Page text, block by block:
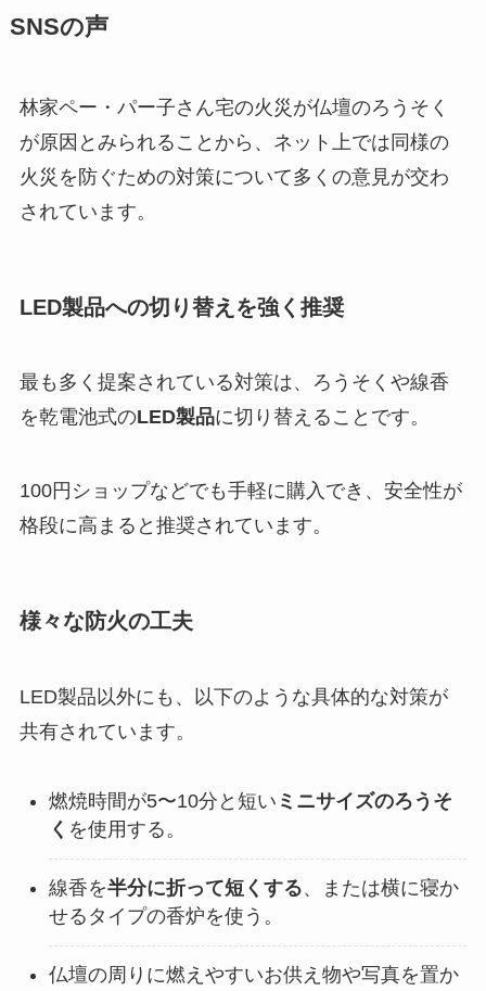
SNSの声
林家ペー・パー子さん宅の火災が仏壇のろうそく
が原因とみられることから、ネット上では同様の
火災を防ぐための対策について多くの意見が交わ
されています。
LED製品への切り替えを強く推奨
最も多く提案されている対策は、ろうそくや線香
を乾電池式のLED製品に切り替えることです。
100円ショップなどでも手軽に購入でき、安全性が
格段に高まると推奨されています。
様々な防火の工夫
LED製品以外にも、以下のような具体的な対策が
共有されています。
燃焼時間が5〜10分と短い ミニサイズのろうそ
く を使用する。
線香を半分に折って短くする、または横に寝か
せるタイプの香炉を使う。
仏壇の周りに燃えやすいお供え物や写真を置か